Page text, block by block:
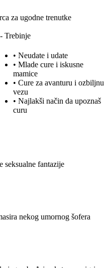
za ugodne trenutke
Trebinje
• Neudate i udate
• Mlade cure i iskusne
mamice
• Cure za avanturu i ozbiljnu
vezu
• Najlakši način da upoznaš
curu
seksualne fantazije
nekog umornog šofera